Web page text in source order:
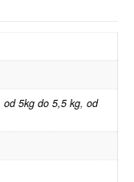
od 5kg do 5,5 kg, od